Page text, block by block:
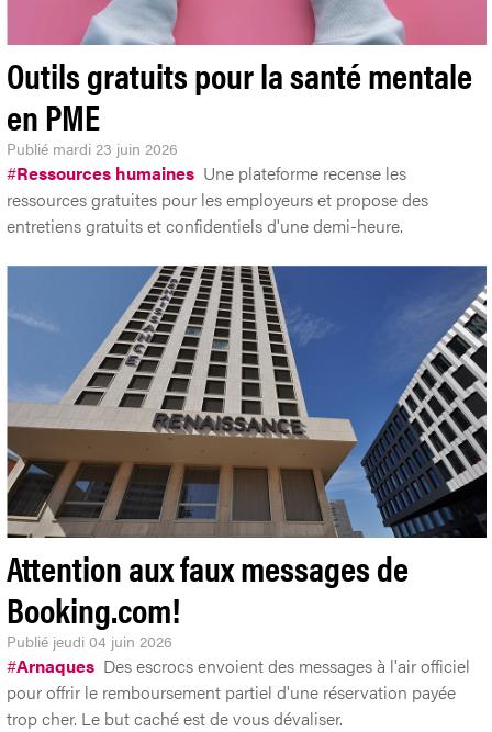
Outils gratuits pour la santé mentale
en PME
Publié mardi 23 juin 2026
#Ressources humaines Une plateforme recense les
ressources gratuites pour les employeurs et propose des
entretiens gratuits et confidentiels d'une demi-heure.
Attention aux faux messages de
Booking.com!
Publié jeudi 04 juin 2026
#Arnaques Des escrocs envoient des messages à l'air officiel
pour offrir le remboursement partiel d'une réservation payée
trop cher. Le but caché est de vous dévaliser.